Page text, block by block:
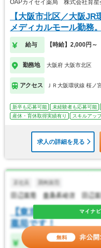
OAPカイセイ薬局 株式会社育星
【大阪市北区／大阪
メディカルモール勤務
給与 【時給】2,000円～
勤務地 大阪府 大阪市北区
アクセス ＪＲ大阪環状線 桜ノ
新卒も応募可能 未経験者も応募可能
産休・育休取得実績有り
スキルアッ
求人の詳細を見る